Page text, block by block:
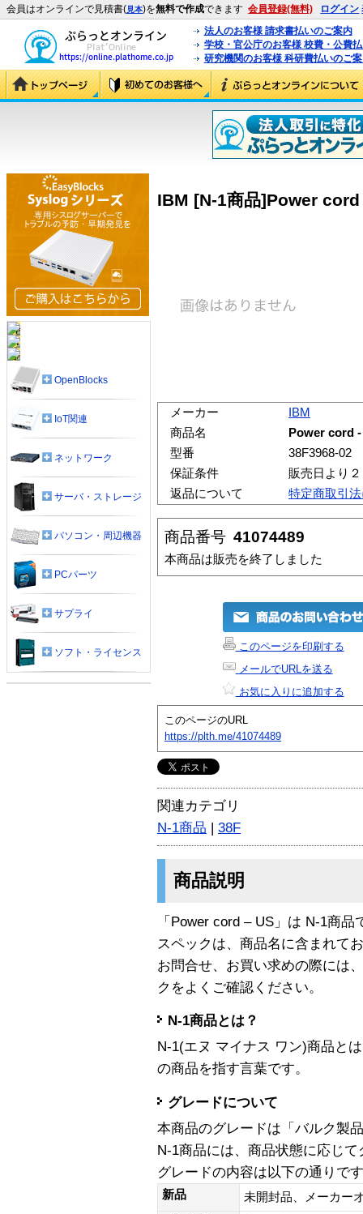
会員はオンラインで見積書(見本)を無料で作成できます 会員登録(無料) ログイン
法人のお客様 請求書払いのご案内
学校・官公庁のお客様 校費・公費
研究機関のお客様 科研費払いのご
IBM [N-1商品]Power
メーカー
IBM
商品名
Power cord
型番
38F3968-02
保証条件
販売日より
返品について
特定商取引
商品番号 41074489
本商品は販売を終了しました
このページを印刷する
メールでURLを送る
お気に入りに追加する
このページのURL
https://plth.me/41074489
関連カテゴリ
N-1商品 | 38F
商品説明
「Power cord – US」は N-1商品
スペックは、商品名に含まれて
お問合せ、お買い求めの際には
クをよくご確認ください。
N-1商品とは？
N-1(エヌ マイナス ワン)商品と
の商品を指す言葉です。
グレードについて
本商品のグレードは「バルク製
N-1商品には、商品状態に応じ
グレードの内容は以下の通りで
新品
未開封品、メーカー
OpenBlocks
IoT関連
ネットワーク
サーバ・ストレージ
パソコン・周辺機器
PCパーツ
サプライ
ソフト・ライセンス